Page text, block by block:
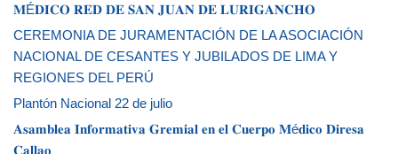
𝐌É𝐃𝐈𝐂𝐎 𝐑𝐄𝐃 𝐃𝐄 𝐒𝐀𝐍 𝐉𝐔𝐀𝐍 𝐃𝐄 𝐋𝐔𝐑𝐈𝐆𝐀𝐍𝐂𝐇𝐎
CEREMONIA DE JURAMENTACIÓN DE LA ASOCIACIÓN
NACIONAL DE CESANTES Y JUBILADOS DE LIMA Y
REGIONES DEL PERÚ
Plantón Nacional 22 de julio
𝐀𝐬𝐚𝐦𝐛𝐥𝐞𝐚 𝐈𝐧𝐟𝐨𝐫𝐦𝐚𝐭𝐢𝐯𝐚 𝐆𝐫𝐞𝐦𝐢𝐚𝐥 𝐞𝐧 𝐞𝐥 𝐂𝐮𝐞𝐫𝐩𝐨 𝐌é𝐝𝐢𝐜𝐨 𝐃𝐢𝐫𝐞𝐬𝐚
𝐂𝐚𝐥𝐥𝐚𝐨